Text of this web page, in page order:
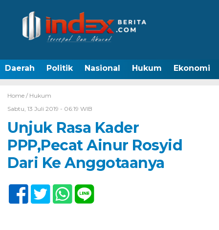
Daerah Politik Nasional Hukum Ekonomi
Home / Hukum
Sabtu, 13 Juli 2019 - 06:19 WIB
Unjuk Rasa Kader
PPP,Pecat Ainur Rosyid
Dari Ke Anggotaanya